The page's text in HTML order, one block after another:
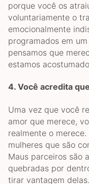
porque você os
voluntariamente o
emocionalmente
programados em
pensamos que
estamos
4. Você acredita
Uma vez que você
amor que merece,
realmente o
mulheres que são
Maus parceiros são
quebradas por
tirar vantagem